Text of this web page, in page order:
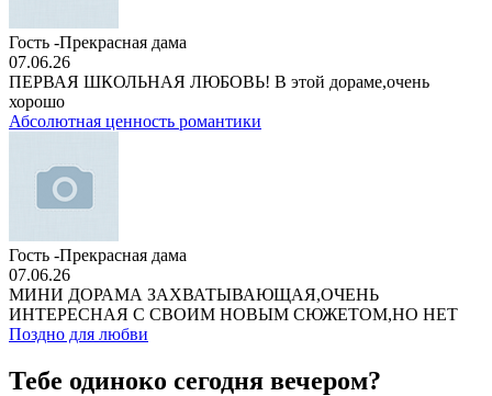
Гость -Прекрасная дама
07.06.26
ПЕРВАЯ ШКОЛЬНАЯ ЛЮБОВЬ! В этой дораме,очень
хорошо
Абсолютная ценность романтики
Гость -Прекрасная дама
07.06.26
МИНИ ДОРАМА ЗАХВАТЫВАЮЩАЯ,ОЧЕНЬ
ИНТЕРЕСНАЯ С СВОИМ НОВЫМ СЮЖЕТОМ,НО НЕТ
Поздно для любви
Тебе одиноко сегодня вечером?